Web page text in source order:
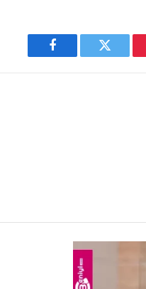
Facebook Twitter